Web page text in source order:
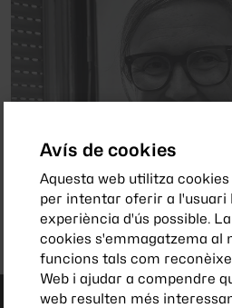
Avís de cookies
Aquesta web utilitza
per intentar oferir a l'usuari
experiència d'ús possible.
cookies s'emmagatzema al
funcions tals com
Web i ajudar a compendre
web resulten més